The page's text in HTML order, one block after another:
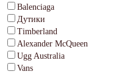
Balenciaga
Дутики
Timberland
Alexander McQueen
Ugg Australia
Vans